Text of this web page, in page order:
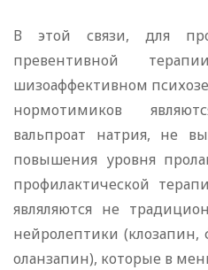
В этой связи, для
превентивной
шизоаффективном
нормотимиков
вальпроат натрия, не
повышения уровня
профилактической
являляются не
нейролептики
оланзапин), которые в